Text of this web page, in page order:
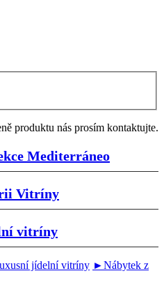
produktu nás prosím kontaktujte.
Mediterráneo
Vitríny
vitríny
jídelní vitríny ►Nábytek z